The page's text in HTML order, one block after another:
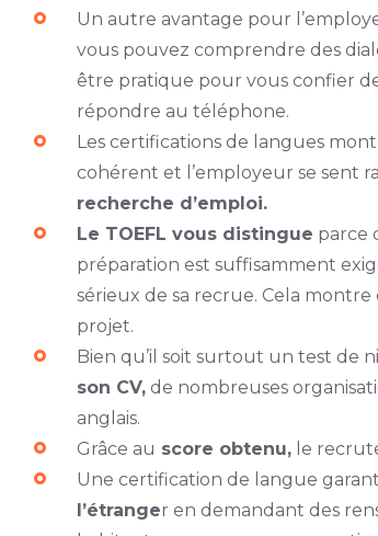
Un autre avantage pour
vous pouvez comprendre des
être pratique pour vous confier
répondre au téléphone.
Les certifications de langues
cohérent et l’employeur se sent
recherche d’emploi.
Le TOEFL vous distingue parce
préparation est suffisamment
sérieux de sa recrue. Cela
projet.
Bien qu’il soit surtout un test de
son CV,de nombreuses
anglais.
Grâce au score obtenu,le
Une certification de langue
l’étranger en demandant des